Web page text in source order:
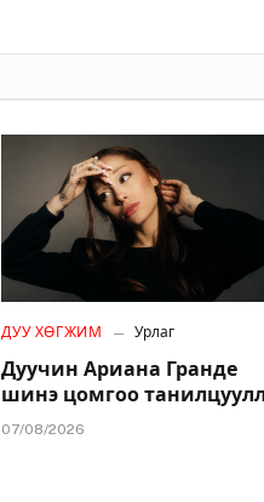
ДУУ ХӨГЖИМ Урлаг
Дуучин Ариана Гранде
шинэ цомгоо
07/08/2026